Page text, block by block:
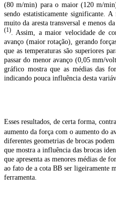
(80 m/min) para o maior (120 m/
sendo estatisticamente significante.
muito da aresta transversal e menos
(1). Assim, a maior velocidade de
avanço (maior rotação), gerando
que as temperaturas são superiores
passar do menor avanço (0,05 mm/
gráfico mostra que as médias das
indicando pouca influência desta
Esses resultados, de certa forma,
aumento da força com o aumento do
diferentes geometrias de brocas
que mostra a influência das brocas
que apresenta as menores médias de
ao fato de a cota BB ser ligeiramente
ferramenta.